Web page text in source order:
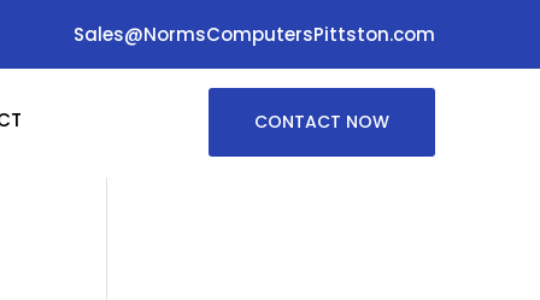
Sales@NormsComputersPittston.com
CONTACT NOW